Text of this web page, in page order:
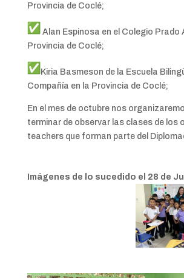
Provincia de Coclé;
Alan Espinosa en el Colegio Prado
Provincia de Coclé;
Kiria Basmeson de la Escuela
Compañía en la Provincia de Coclé;
En el mes de octubre nos
terminar de observar las clases de los
teachers que forman parte del
Imágenes de lo sucedido el 28 de